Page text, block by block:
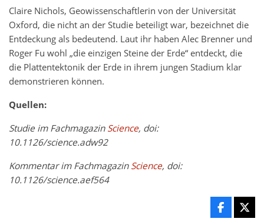
Claire Nichols, Geowissenschaftlerin von der Universität
Oxford, die nicht an der Studie beteiligt war, bezeichnet die
Entdeckung als bedeutend. Laut ihr haben Alec Brenner und
Roger Fu wohl „die einzigen Steine der Erde“ entdeckt, die
die Plattentektonik der Erde in ihrem jungen Stadium klar
demonstrieren können.
Quellen:
Studie im FachmagazinScience, doi:
10.1126/science.adw92
Kommentar im FachmagazinScience, doi:
10.1126/science.aef564